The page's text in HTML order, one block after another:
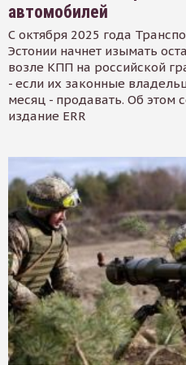
автомобилей
С октября 2025 года
Эстонии начнет изымать
возле КПП на российской
- если их законные
месяц - продавать. Об этом
издание ERR